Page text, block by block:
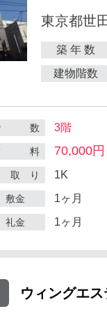
東京都世
築 年 数
建物階数
数 3階
料 70,000円
取 り 1K
敷金 1ヶ月
礼金 1ヶ月
ウィングエ